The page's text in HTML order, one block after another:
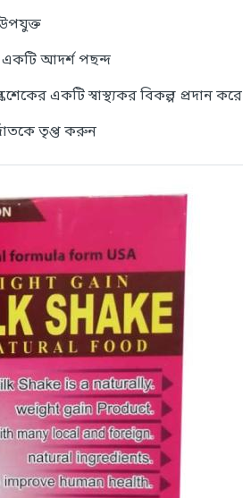
উপযুক্ত
একটি আদর্শ পছন্দ
একটি স্বাস্থ্যকর বিকল্প প্রদান করে
তৃপ্ত করুন